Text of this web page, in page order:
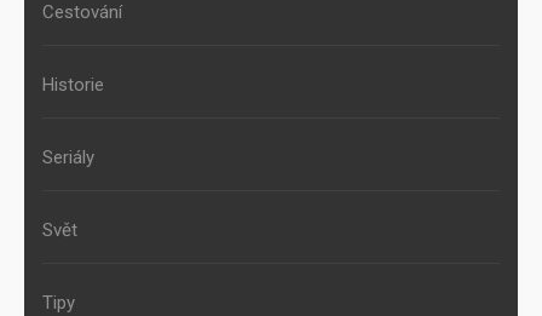
Cestování
Historie
Seriály
Svět
Tipy